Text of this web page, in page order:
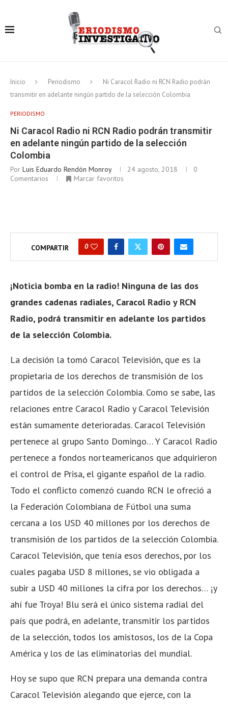
Inicio Periodismo
Ni Caracol Radio ni RCN Radio podrán
transmitir en adelante ningún partido de la selección Colombia
PERIODISMO
Ni Caracol Radio ni RCN Radio podrán transmitir
en adelante ningún partido de la selección
Colombia
Por Luis Eduardo Rendón Monroy 24 agosto, 2018
0
Comentarios
Marcar favoritos
COMPARTIR 0
¡Noticia bomba en la radio! Ninguna de las dos
grandes cadenas radiales, Caracol Radio y RCN
Radio, podrá transmitir en adelante los partidos
de la selección Colombia.
La decisión la tomó Caracol Televisión, que es la
propietaria de los derechos de transmisión de los
partidos de la selección Colombia. Como se sabe, las
relaciones entre Caracol Radio y Caracol Televisión
están sumamente deterioradas. Caracol Televisión
pertenece al grupo Santo Domingo… Y Caracol Radio
pertenece a fondos norteamericanos que adquirieron
el control de Prisa, el gigante español de la radio.
Todo el conflicto comenzó cuando RCN le ofreció a
la Federación Colombiana de Fútbol una suma
cercana a los USD 40 millones por los derechos de
transmisión de los partidos de la selección Colombia.
Caracol Televisión, que tenía esos derechos, por los
cuales pagaba USD 8 millones, se vio obligada a
subir a USD 40 millones la cifra por los derechos… ¡y
ahí fue Troya! Blu será el único sistema radial del
país que podrá, en adelante, transmitir los partidos
de la selección, todos los amistosos, los de la Copa
América y los de las eliminatorias del mundial.
Hoy se supo que RCN prepara una demanda contra
Caracol Televisión alegando que ejerce, con la